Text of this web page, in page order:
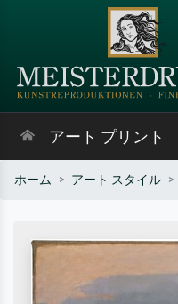
アート プリント
ホーム アート スタイル